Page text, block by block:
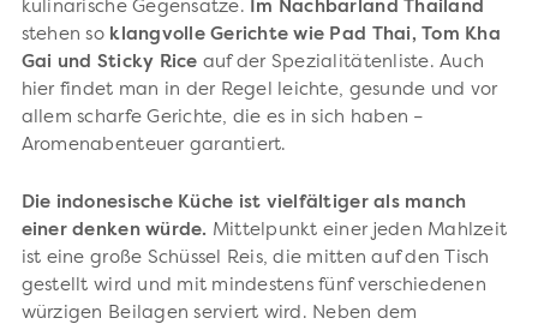
kulinarische Gegensätze. Im Nachbarland Thailand
stehen so klangvolle Gerichte wie Pad Thai, Tom Kha
Gai und Sticky Rice auf der Spezialitätenliste. Auch
hier findet man in der Regel leichte, gesunde und vor
allem scharfe Gerichte, die es in sich haben –
Aromenabenteuer garantiert.
Die indonesische Küche ist vielfältiger als manch
einer denken würde. Mittelpunkt einer jeden Mahlzeit
ist eine große Schüssel Reis, die mitten auf den Tisch
gestellt wird und mit mindestens fünf verschiedenen
würzigen Beilagen serviert wird. Neben dem